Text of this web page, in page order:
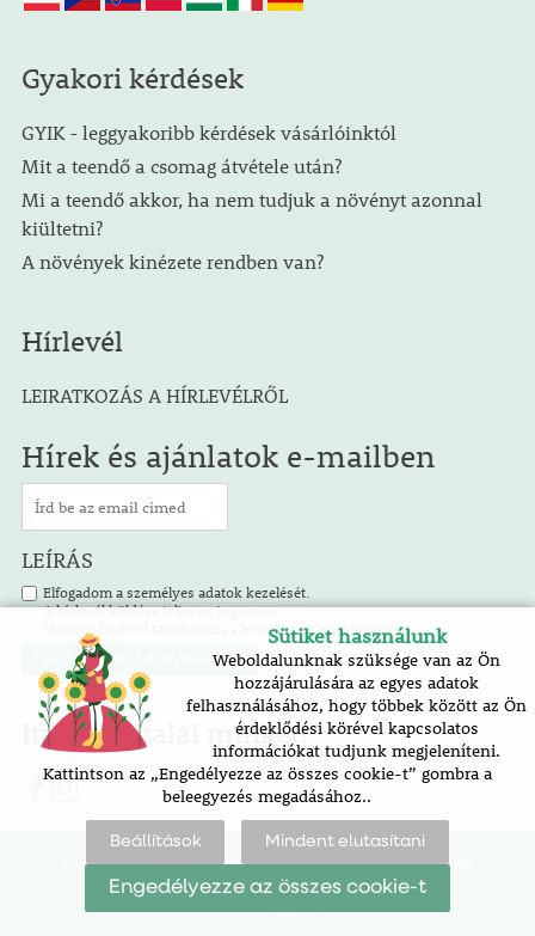
Gyakori kérdések
GYIK - leggyakoribb kérdések vásárlóinktól
Mit a teendő a csomag átvétele után?
Mi a teendő akkor, ha nem tudjuk a növényt azonnal
kiültetni?
A növények kinézete rendben van?
Hírlevél
LEIRATKOZÁS A HÍRLEVÉLRŐL
Hírek és ajánlatok e-mailben
LEÍRÁS
Elfogadom a személyes adatok kezelését.
A hírlevél küldése teljesen ingyenes.
Minden hírlevél tartalmazza a leiratkozás lehetőségét.
Itt is megtalál minket!
Oldaltérkép | akadálymentesítési nyilatkozat |
cookie-
beállítások
SOFICO-CZ, a.s.
Sütiket használunk
Weboldalunknak szüksége van az Ön
hozzájárulására az egyes adatok
felhasználásához, hogy többek között az Ön
érdeklődési körével kapcsolatos
információkat tudjunk megjeleníteni.
Kattintson az „Engedélyezze az összes cookie-t” gombra a
beleegyezés megadásához..
Beállítások Mindent elutasítani
Engedélyezze az összes cookie-t